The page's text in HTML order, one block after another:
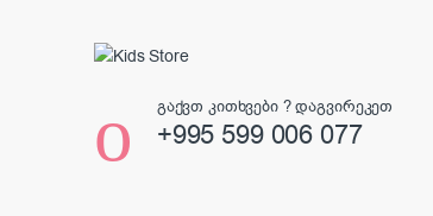
გაქვთ კითხვები ? დაგვირეკეთ
+995 599 006 077